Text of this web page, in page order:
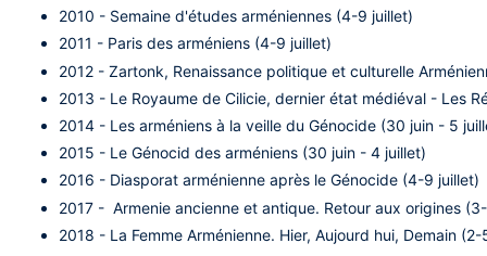
2010 - Semaine d'études arméniennes (4-9 juillet)
2011 - Paris des arméniens (4-9 juillet)
2012 - Zartonk, Renaissance politique et culturelle
2013 - Le Royaume de Cilicie, dernier état médiéval - Les
2014 - Les arméniens à la veille du Génocide (30 juin - 5
2015 - Le Génocid des arméniens (30 juin - 4 juillet)
2016 - Diasporat arménienne après le Génocide (4-9 juillet)
2017 - Armenie ancienne et antique. Retour aux origines
2018 - La Femme Arménienne. Hier, Aujourd hui, Demain